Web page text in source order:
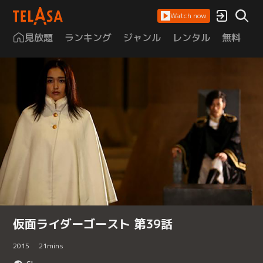
Watch now
見放題 ランキング ジャンル レンタル 無料
仮面ライダーゴースト 第39話
2015 21mins